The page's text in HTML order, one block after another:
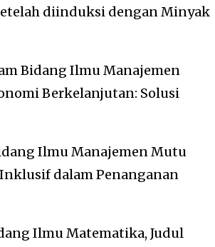
diinduksi dengan Minyak
Bidang Ilmu Manajemen
Berkelanjutan: Solusi
Ilmu Manajemen Mutu
dalam Penanganan
Ilmu Matematika, Judul